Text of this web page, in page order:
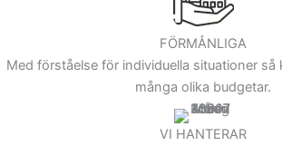
FÖRMÅNLIGA
Med förståelse för individuella situationer så
många olika budgetar.
VI HANTERAR